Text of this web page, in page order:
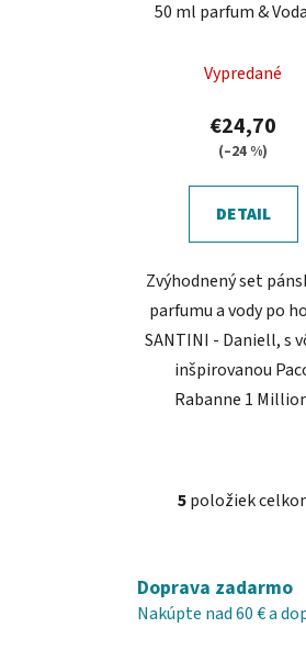
50 ml parfum &
Vypredané
€24,70
(–24 %)
DETAIL
Zvýhodnený set
parfumu a vody po
SANTINI - Daniell, s
inšpirovanou
Rabanne 1
O
á
d
5položiek
Doprava zadarmo
Nakúpte nad 60 € a